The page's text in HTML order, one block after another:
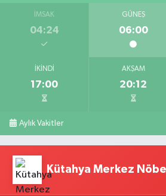
İMSAK
04:24
GÜNEŞ
06:00
İKINDI
17:00
AKŞAM
20:12
Aylık Vakitler
Kütahya Merkez